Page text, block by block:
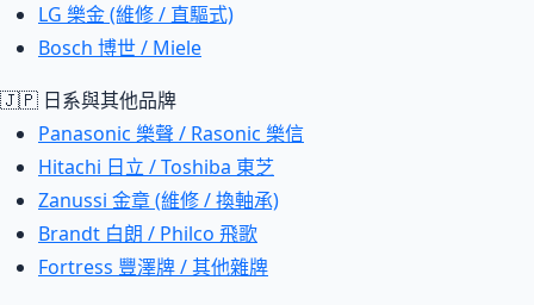
LG 樂金 (維修 / 直驅式)
Bosch 博世 / Miele
🇯🇵 日系與其他品牌
Panasonic 樂聲 / Rasonic 樂信
Hitachi 日立 / Toshiba 東芝
Zanussi 金章 (維修 / 換軸承)
Brandt 白朗 / Philco 飛歌
Fortress 豐澤牌 / 其他雜牌